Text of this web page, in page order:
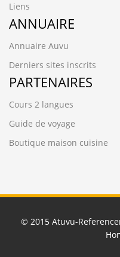
Liens
ANNUAIRE
Annuaire Auvu
Derniers sites inscrits
PARTENAIRES
Cours 2 langues
Guide de voyage
Boutique maison cuisine
© 2015 Atuvu-